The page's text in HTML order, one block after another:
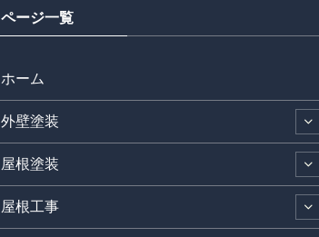
ページ一覧
ホーム
外壁塗装
屋根塗装
屋根工事